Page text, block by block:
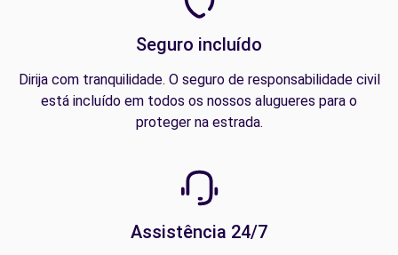
Seguro incluído
Dirija com tranquilidade. O seguro de responsabilidade civil
está incluído em todos os nossos alugueres para o
proteger na estrada.
Assistência 24/7